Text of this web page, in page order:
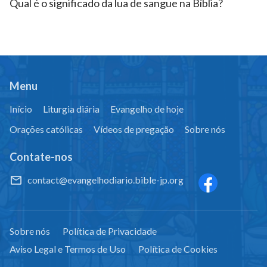
dias aparece no Oriente
Qual é o significado da lua de sangue na Bíblia?
Menu
Início Liturgia diária
Evangelho de hoje
Orações católicas
Vídeos de pregação Sobre nós
Contate-nos
contact@evangelhodiario.bible-jp.org
Sobre nós
Política de Privacidade
Aviso Legal e Termos de Uso
Política de Cookies